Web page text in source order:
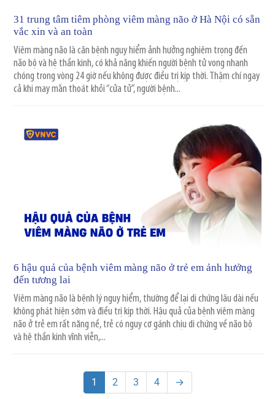
31 trung tâm tiêm phòng viêm màng não ở Hà Nội có sẵn
vắc xin và an toàn
Viêm màng não là căn bệnh nguy hiểm ảnh hưởng nghiêm trọng đến
não bộ và hệ thần kinh, có khả năng khiến người bệnh tử vong nhanh
chóng trong vòng 24 giờ nếu không được điều trị kịp thời. Thậm chí ngay
cả khi may mắn thoát khỏi “cửa tử”, người bệnh...
6 hậu quả của bệnh viêm màng não ở trẻ em ảnh hưởng
đến tương lai
Viêm màng não là bệnh lý nguy hiểm, thường để lại di chứng lâu dài nếu
không phát hiện sớm và điều trị kịp thời. Hậu quả của bệnh viêm màng
não ở trẻ em rất nặng nề, trẻ có nguy cơ gánh chịu di chứng về não bộ
và hệ thần kinh vĩnh viễn,...
1 2 3 4 →